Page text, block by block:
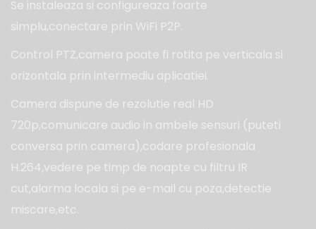
Se instaleaza si configureaza foarte
simplu,conectare prin WiFi P2P.
Control PTZ,camera poate fi rotita pe verticala si
orizontala prin intermediu aplicatiei.
Camera dispune de rezolutie real HD
720p,comunicare audio in ambele sensuri (puteti
conversa prin camera),codare profesionala
H.264,vedere pe timp de noapte cu filtru IR
cut,alarma locala si pe e-mail cu poza,detectie
miscare,etc.